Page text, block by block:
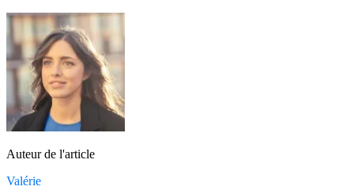
Auteur de l'article
Valérie